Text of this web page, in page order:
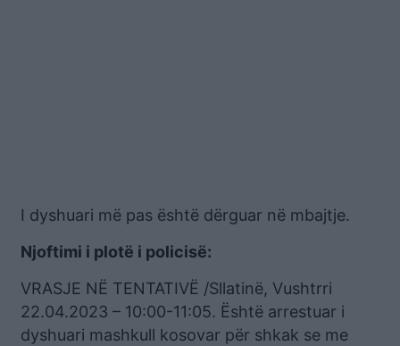
I dyshuari më pas është dërguar në mbajtje.
Njoftimi i plotë i policisë:
VRASJE NË TENTATIVË /Sllatinë, Vushtrri
22.04.2023 – 10:00-11:05. Është arrestuar i
dyshuari mashkull kosovar për shkak se me